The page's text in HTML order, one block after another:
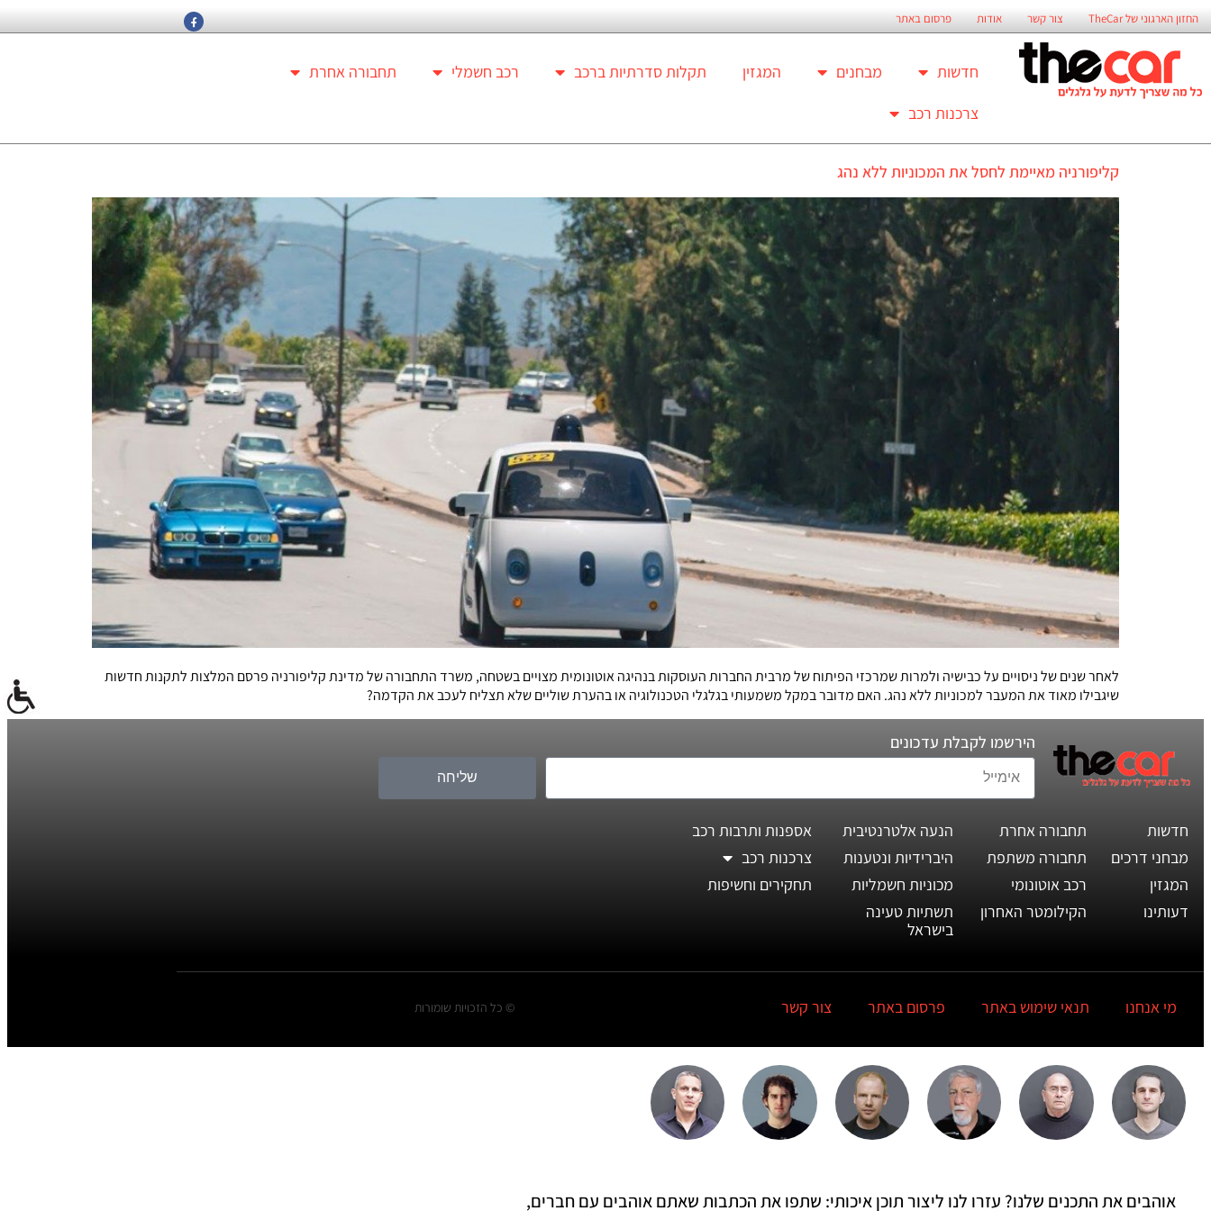
החזון הארגוני של TheCar צור קשר אודות פרסום באתר
חדשות מבחנים המגזין תקלות סדרתיות ברכב רכב חשמלי
תחבורה אחרת
צרכנות רכב
קליפורניה מאיימת לחסל את המכוניות ללא נהג
לאחר שנים של ניסויים על כבישיה ולמרות שמרכזי הפיתוח של מרבית החברות העוסקות בנהיגה אוטונומית מצויים בשטחה, משרד התחבורה של מדינת קליפורניה פרסם המלצות לתקנות חדשות
שיגבילו מאוד את המעבר למכוניות ללא נהג. האם מדובר במקל משמעותי בגלגלי הטכנולוגיה או בהערת שוליים שלא תצליח לעכב את הקדמה?
הירשמו לקבלת עדכונים
שליחה
חדשות
מבחני דרכים
המגזין
דעותינו
תחבורה אחרת
תחבורה משתפת
רכב אוטונומי
הקילומטר האחרון
הנעה אלטרנטיבית
היברידיות ונטענות
מכוניות חשמליות
תשתיות טעינה
בישראל
אספנות ותרבות רכב
צרכנות רכב
תחקירים וחשיפות
מי אנחנו תנאי שימוש באתר פרסום באתר צור קשר © כל הזכויות שומורות
אוהבים את התכנים שלנו? עזרו לנו ליצור תוכן איכותי: שתפו את הכתבות שאתם אוהבים עם חברים,